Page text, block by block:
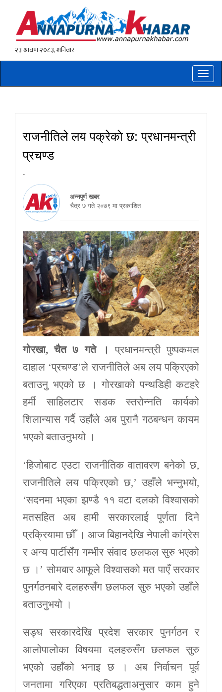
Toggle
राजनीतिले लय पक्रेकाे छ: प्रधानमन्त्री
प्रचण्ड
-
अन्नपूर्ण खबर
चैत्र ७ गते २०७९ मा प्रकाशित
गोरखा, चैत ७ गते ।
प्रधानमन्त्री पुष्पकमल
दाहाल ‘प्रचण्ड’ले राजनीतिले अब लय पक्रिएको
बताउनु भएको छ । गोरखाको पन्थडिही कटहरे
हर्मी साहिलटार सडक स्तरोन्नति कार्यको
शिलान्यास गर्दै उहाँले अब पुरानै गठबन्धन कायम
भएको बताउनुभयो ।
‘हिजोबाट एउटा राजनीतिक वातावरण बनेको छ,
राजनीतिले लय पक्रिएको छ,’ उहाँले भन्नुभयो,
‘सदनमा भएका झण्डै ११ वटा दलको विश्वासको
मतसहित अब हामी सरकारलाई पूर्णता दिने
प्रक्रियामा छौँ । आज बिहानदेखि नेपाली कांग्रेस
र अन्य पार्टीसँग गम्भीर संवाद छलफल सुरु भएको
छ ।’ सोमबार आफूले विश्वासको मत पाएँ सरकार
पुनर्गठनबारे दलहरुसँग छलफल सुरु भएको उहाँले
बताउनुभयो ।
सङ्घ सरकारदेखि प्रदेश सरकार पुनर्गठन र
आलोपालोका विषयमा दलहरुसँग छलफल सुरु
भएको उहाँको भनाइ छ । अब निर्वाचन पूर्व
जनतामा गरिएका प्रतिबद्धताअनुसार काम हुने